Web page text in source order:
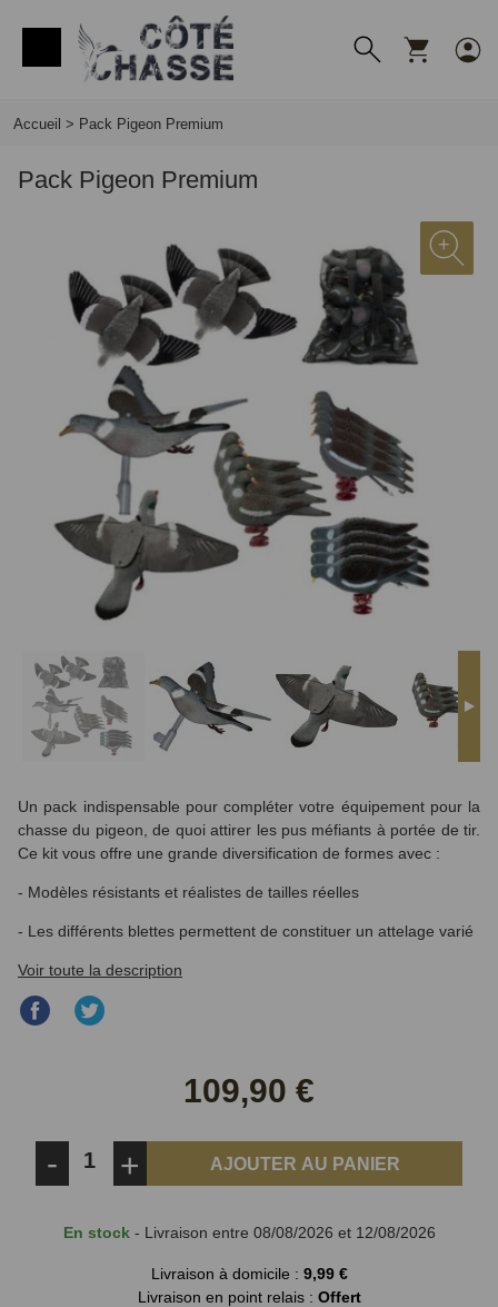
Accueil > Pack Pigeon Premium
Pack Pigeon Premium
Un pack indispensable pour compléter votre équipement pour la
chasse du pigeon, de quoi attirer les pus méfiants à portée de tir.
Ce kit vous offre une grande diversification de formes avec :
- Modèles résistants et réalistes de tailles réelles
- Les différents blettes permettent de constituer un attelage varié
Voir toute la description
Partager
109,90 €
-
+ AJOUTER AU PANIER
En stock - Livraison entre 08/08/2026 et 12/08/2026
Livraison à domicile : 9,99 €
Livraison en point relais : Offert